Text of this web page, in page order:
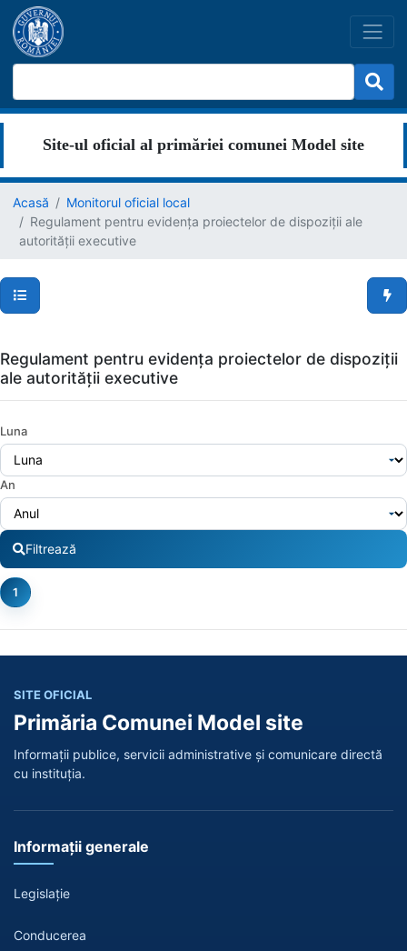
Site-ul oficial al primăriei comunei Model site
Acasă
Monitorul oficial local
Regulament pentru evidența proiectelor de dispoziții ale
autorității executive
Secțiuni pagină
Regulament pentru evidența proiectelor de dispoziții
ale autorității executive
Luna
An
Filtrează
1
SITE OFICIAL
Primăria Comunei Model site
Informații publice, servicii administrative și comunicare directă
cu instituția.
Informații generale
Legislație
Conducerea